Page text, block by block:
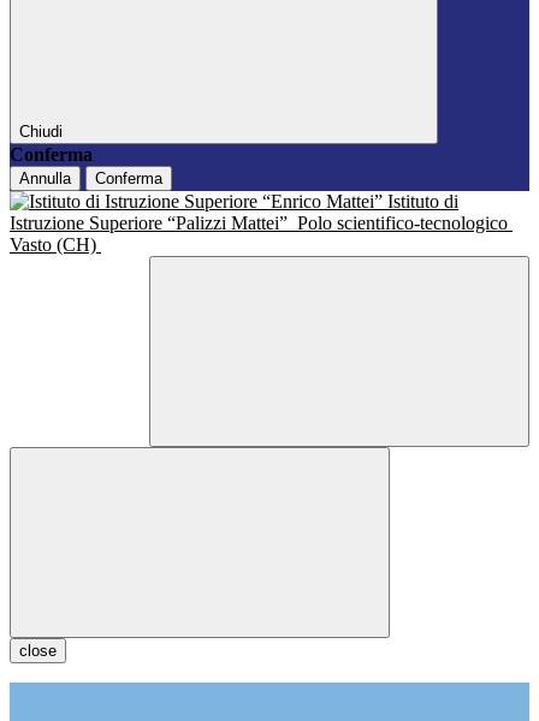
Chiudi
Conferma
Annulla Conferma
Istituto di
Istruzione Superiore “Palizzi Mattei” Polo scientifico-tecnologico
Vasto (CH)
close